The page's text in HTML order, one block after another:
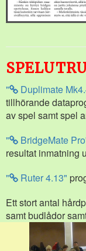
" Duplimate
tillhörande
av spel samt spel
"
BridgeMate
resultat inmatning
"
Ruter 4.13"
Ett stort antal
samt budlådor